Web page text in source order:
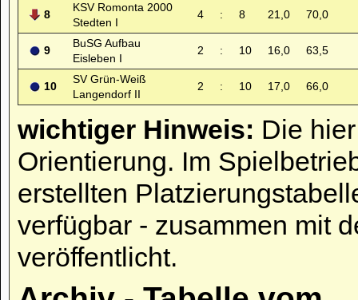
8
KSV Romonta 2000
Stedten I
4 : 8 21,0 70,0
9
BuSG Aufbau
Eisleben I
2 : 10 16,0 63,5
10
SV Grün-Weiß
Langendorf II
2 : 10 17,0 66,0
wichtiger Hinweis: Die
Orientierung. Im
erstellten
verfügbar - zusammen mit
veröffentlicht.